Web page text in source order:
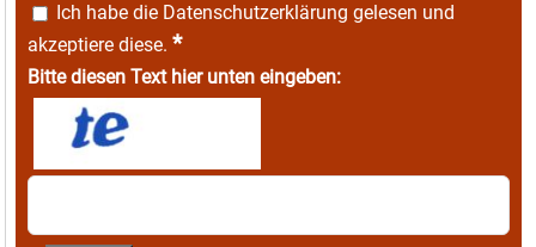
Ich habe die Datenschutzerklärung gelesen und
akzeptiere diese. *
Bitte diesen Text hier unten eingeben: